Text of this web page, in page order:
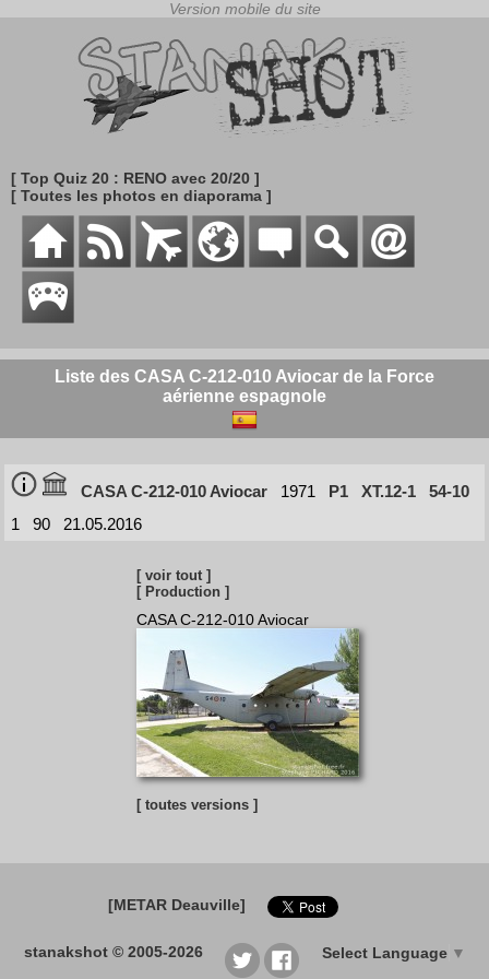
[ Top Quiz 20 : RENO avec 20/20 ]
[ Toutes les photos en diaporama ]
Liste des CASA C-212-010 Aviocar de la Force
aérienne espagnole
CASA C-212-010 Aviocar 1971 P1 XT.12-1
54-10
1
90 21.05.2016
[ voir tout ]
[ Production ]
CASA C-212-010 Aviocar
[ toutes versions ]
[METAR Deauville]
stanakshot © 2005-2026 Select Language ▼